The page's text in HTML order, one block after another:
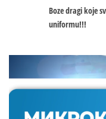
Boze dragi koje
uniformu!!!